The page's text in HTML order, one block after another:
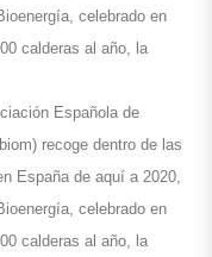
celebrado en
calderas al año, la
Española de
recoge dentro de las
España de aquí a 2020,
celebrado en
calderas al año, la